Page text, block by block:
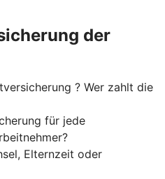
der
? Wer zahlt die
für jede
Elternzeit oder